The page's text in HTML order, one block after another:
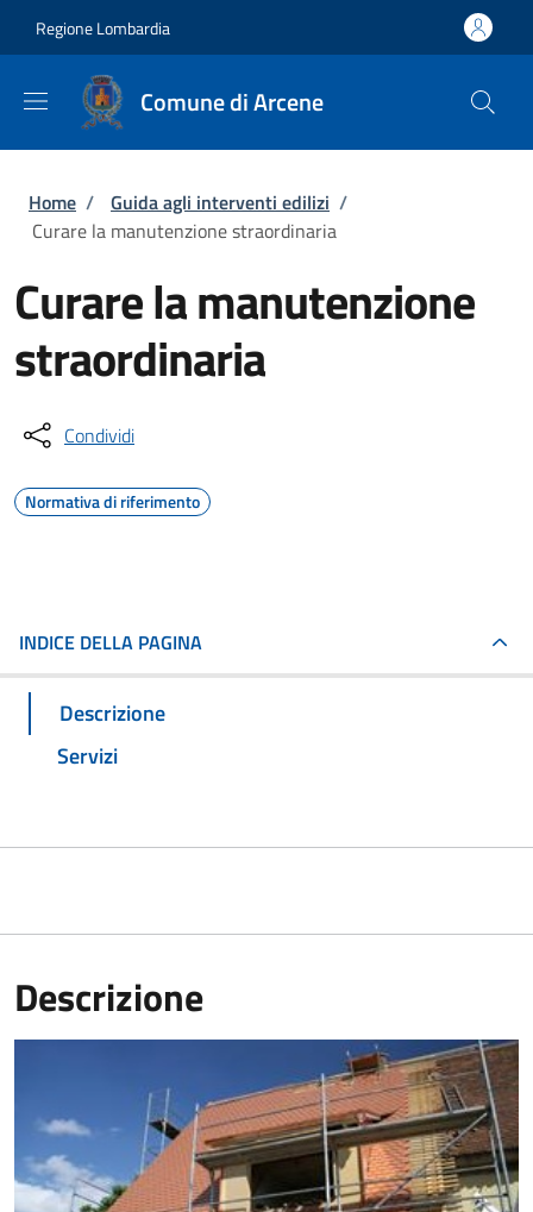
Regione Lombardia
Comune di Arcene
Briciole di pane
Home / Guida agli interventi edilizi /
Curare la manutenzione straordinaria
Curare la manutenzione
straordinaria
Condividi
Normativa di riferimento
INDICE DELLA PAGINA
Descrizione
Servizi
Descrizione